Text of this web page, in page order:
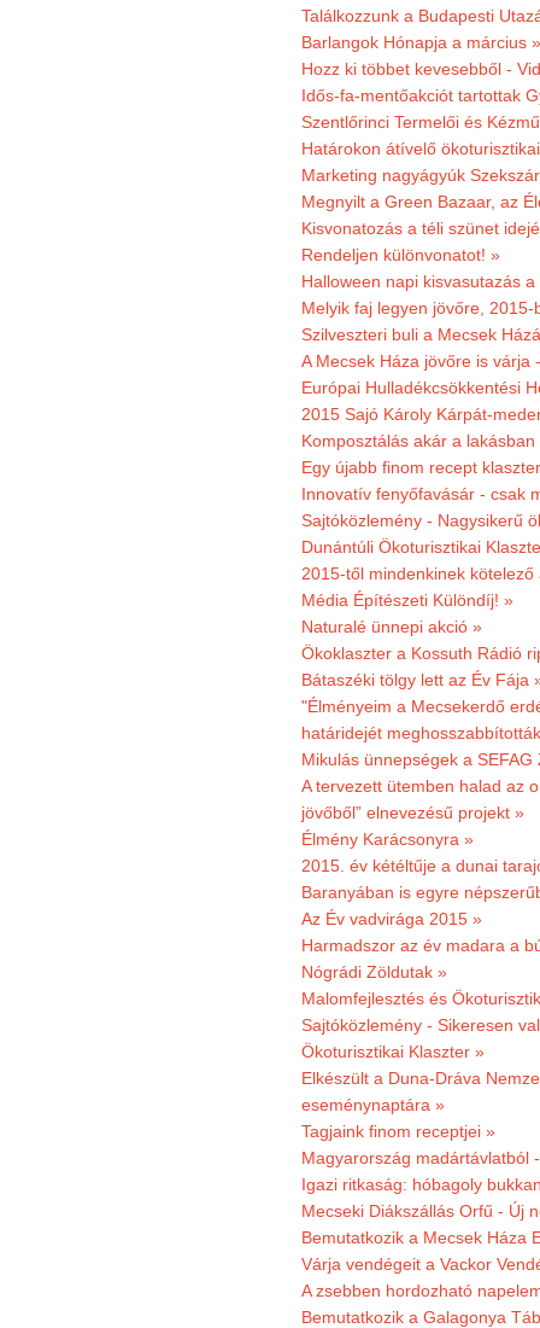
Találkozzunk a Budapesti
Barlangok Hónapja a március »
Hozz ki többet kevesebből -
Idős-fa-mentőakciót tartottak
Szentlőrinci Termelői és
Határokon átívelő
Marketing nagyágyúk
Megnyilt a Green Bazaar, az
Kisvonatozás a téli szünet
Rendeljen különvonatot! »
Halloween napi kisvasutazás
Melyik faj legyen jövőre,
Szilveszteri buli a Mecsek
A Mecsek Háza jövőre is várja
Európai Hulladékcsökkentési
2015 Sajó Károly Kárpát-
Komposztálás akár a lakásban
Egy újabb finom recept
Innovatív fenyőfavásár - csak
Sajtóközlemény - Nagysikerű
Dunántúli Ökoturisztikai
2015-től mindenkinek
Média Építészeti Különdíj! »
Naturalé ünnepi akció »
Ökoklaszter a Kossuth Rádió
Bátaszéki tölgy lett az Év Fája
"Élményeim a Mecsekerdő
határidejét
Mikulás ünnepségek a SEFAG
A tervezett ütemben halad az
jövőből” elnevezésű projekt »
Élmény Karácsonyra »
2015. év kétéltűje a dunai
Baranyában is egyre
Az Év vadvirága 2015 »
Harmadszor az év madara a
Nógrádi Zöldutak »
Malomfejlesztés és
Sajtóközlemény - Sikeresen
Ökoturisztikai Klaszter »
Elkészült a Duna-Dráva
eseménynaptára »
Tagjaink finom receptjei »
Magyarország madártávlatból
Igazi ritkaság: hóbagoly
Mecseki Diákszállás Orfű - Új
Bemutatkozik a Mecsek Háza
Várja vendégeit a Vackor
A zsebben hordozható
Bemutatkozik a Galagonya